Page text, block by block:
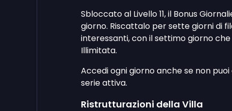
Sbloccato al Livello 11, il Bonus
giorno. Riscattalo per sette giorni di
interessanti, con il settimo giorno
Illimitata.
Accedi ogni giorno anche se non
serie attiva.
Ristrutturazioni della Villa